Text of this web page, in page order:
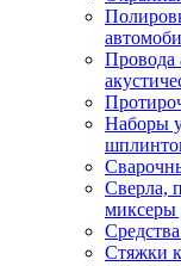
Провода
Наборы
Сверла,
миксеры
Стяжки